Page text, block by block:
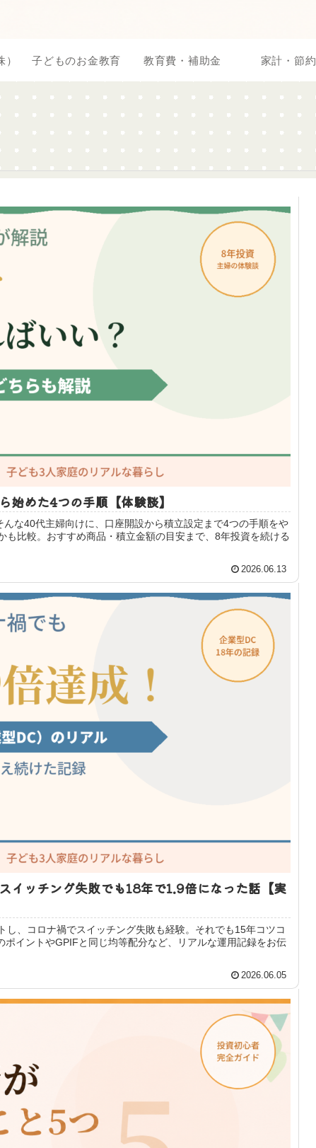
子どものお金教育 教育費・補助金 家計・節約
めた4つの手順【体験談】
んな40代主婦向けに、口座開設から積立設定まで4つの手順をや
も比較。おすすめ商品・積立金額の目安まで、8年投資を続ける
2026.06.13
イッチング失敗でも18年で1.9倍になった話【実
、コロナ禍でスイッチング失敗も経験。それでも15年コツコ
イントやGPIFと同じ均等配分など、リアルな運用記録をお伝
2026.06.05